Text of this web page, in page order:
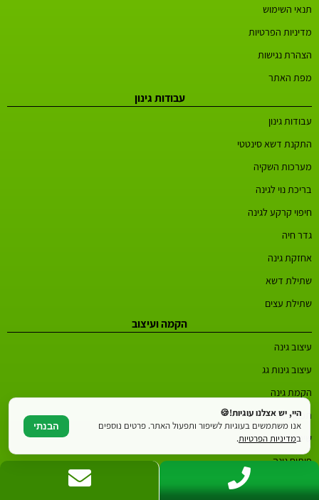
תנאי השימוש
מדיניות הפרטיות
הצהרת נגישות
מפת האתר
עבודות גינון
עבודות גינון
התקנת דשא סינטטי
מערכות השקיה
בריכת נוי לגינה
חיפוי קרקע לגינה
גדר חיה
אחזקת גינה
שתילת דשא
שתילת עצים
הקמה ועיצוב
עיצוב גינה
עיצוב גינות גג
הקמת גינה
תכנון גינה
שיפוץ גינה
פיתוח גינה
היי, יש אצלנו עוגיות!🍪
אנו משתמשים בעוגיות לשיפור ותפעול האתר. פרטים נוספים
במדיניות הפרטיות.
הבנתי